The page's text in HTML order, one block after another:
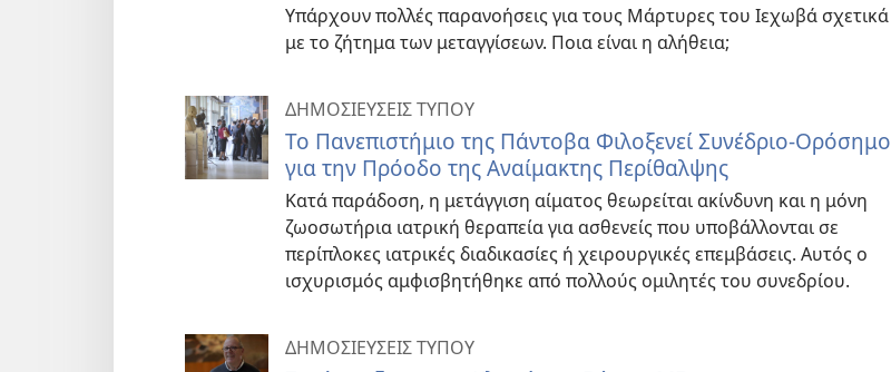
Υπάρχουν πολλές παρανοήσεις για τους Μάρτυρες του Ιεχωβά σχετικά
με το ζήτημα των μεταγγίσεων. Ποια είναι η αλήθεια;
ΔΗΜΟΣΙΕΥΣΕΙΣ ΤΥΠΟΥ
Το Πανεπιστήμιο της Πάντοβα Φιλοξενεί Συνέδριο-Ορόσημο
για την Πρόοδο της Αναίμακτης Περίθαλψης
Κατά παράδοση, η μετάγγιση αίματος θεωρείται ακίνδυνη και η μόνη
ζωοσωτήρια ιατρική θεραπεία για ασθενείς που υποβάλλονται σε
περίπλοκες ιατρικές διαδικασίες ή χειρουργικές επεμβάσεις. Αυτός ο
ισχυρισμός αμφισβητήθηκε από πολλούς ομιλητές του συνεδρίου.
ΔΗΜΟΣΙΕΥΣΕΙΣ ΤΥΠΟΥ